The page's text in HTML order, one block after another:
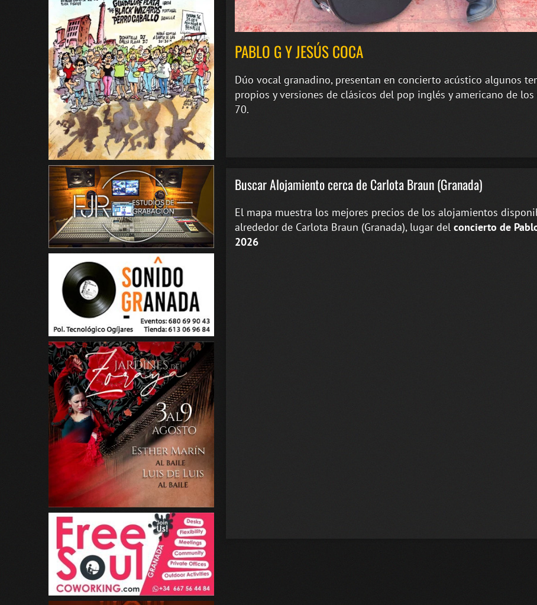
PABLO G Y JESÚS COCA
Dúo vocal granadino, presentan en concierto acústico algunos
propios y versiones de clásicos del pop inglés y americano de los
70.
Buscar Alojamiento cerca de Carlota Braun (Granada)
El mapa muestra los mejores precios de los alojamientos
alrededor de Carlota Braun (Granada), lugar del concierto de
2026